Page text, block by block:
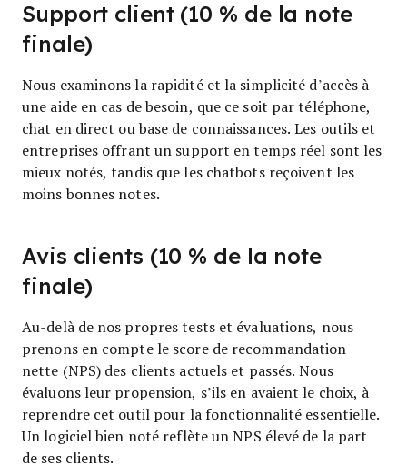
Support client (10 % de la note
finale)
Nous examinons la rapidité et la simplicité d’accès à
une aide en cas de besoin, que ce soit par téléphone,
chat en direct ou base de connaissances. Les outils et
entreprises offrant un support en temps réel sont les
mieux notés, tandis que les chatbots reçoivent les
moins bonnes notes.
Avis clients (10 % de la note
finale)
Au-delà de nos propres tests et évaluations, nous
prenons en compte le score de recommandation
nette (NPS) des clients actuels et passés. Nous
évaluons leur propension, s’ils en avaient le choix, à
reprendre cet outil pour la fonctionnalité essentielle.
Un logiciel bien noté reflète un NPS élevé de la part
de ses clients.